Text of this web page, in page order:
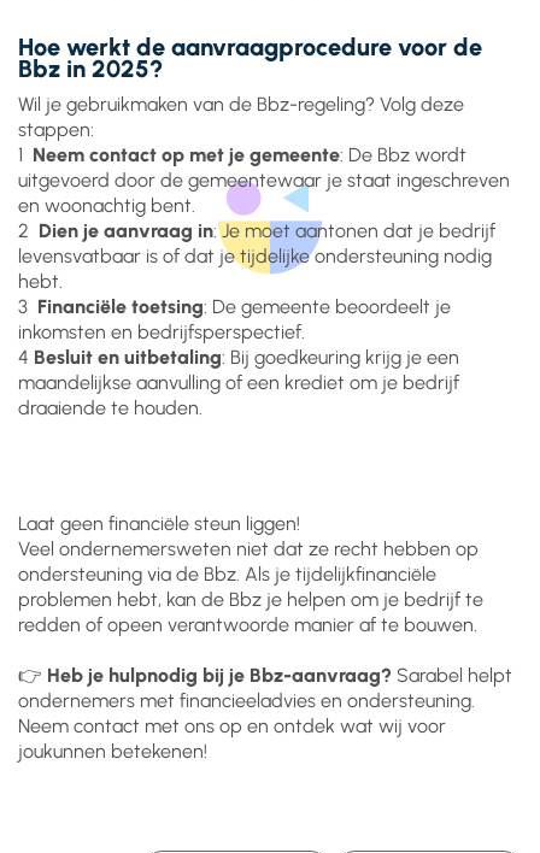
Hoe werkt de aanvraagprocedure voor de
Bbz in 2025?
Wil je gebruikmaken van de Bbz-regeling? Volg deze
stappen:
1️ Neem contact op met je gemeente: De Bbz wordt
uitgevoerd door de gemeentewaar je staat ingeschreven
en woonachtig bent.
2️ Dien je aanvraag in: Je moet aantonen dat je bedrijf
levensvatbaar is of dat je tijdelijke ondersteuning nodig
hebt.
3️ Financiële toetsing: De gemeente beoordeelt je
inkomsten en bedrijfsperspectief.
4️ Besluit en uitbetaling: Bij goedkeuring krijg je een
maandelijkse aanvulling of een krediet om je bedrijf
draaiende te houden.
Laat geen financiële steun liggen!
Veel ondernemersweten niet dat ze recht hebben op
ondersteuning via de Bbz. Als je tijdelijkfinanciële
problemen hebt, kan de Bbz je helpen om je bedrijf te
redden of opeen verantwoorde manier af te bouwen.
👉 Heb je hulpnodig bij je Bbz-aanvraag? Sarabel helpt
ondernemers met financieeladvies en ondersteuning.
Neem contact met ons op en ontdek wat wij voor
joukunnen betekenen!